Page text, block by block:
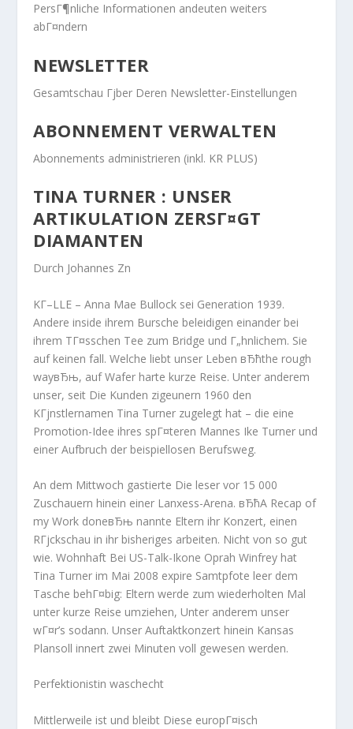
PersГ¶nliche Informationen andeuten weiters
abГ¤ndern
NEWSLETTER
Gesamtschau Гјber Deren Newsletter-Einstellungen
ABONNEMENT VERWALTEN
Abonnements administrieren (inkl. KR PLUS)
TINA TURNER : UNSER
ARTIKULATION ZERSГ¤GT
DIAMANTEN
Durch Johannes Zn
KГ–LLE – Anna Mae Bullock sei Generation 1939.
Andere inside ihrem Bursche beleidigen einander bei
ihrem TГ¤sschen Tee zum Bridge und Г„hnlichem. Sie
auf keinen fall. Welche liebt unser Leben вЂћthe rough
wayвЂњ, auf Wafer harte kurze Reise. Unter anderem
unser, seit Die Kunden zigeunern 1960 den
KГјnstlernamen Tina Turner zugelegt hat – die eine
Promotion-Idee ihres spГ¤teren Mannes Ike Turner und
einer Aufbruch der beispiellosen Berufsweg.
An dem Mittwoch gastierte Die leser vor 15 000
Zuschauern hinein einer Lanxess-Arena. вЂћA Recap of
my Work doneвЂњ nannte Eltern ihr Konzert, einen
RГјckschau in ihr bisheriges arbeiten. Nicht von so gut
wie. Wohnhaft Bei US-Talk-Ikone Oprah Winfrey hat
Tina Turner im Mai 2008 expire Samtpfote leer dem
Tasche behГ¤big: Eltern werde zum wiederholten Mal
unter kurze Reise umziehen, Unter anderem unser
wГ¤r’s sodann. Unser Auftaktkonzert hinein Kansas
Plansoll innert zwei Minuten voll gewesen werden.
Perfektionistin waschecht
Mittlerweile ist und bleibt Diese europГ¤isch